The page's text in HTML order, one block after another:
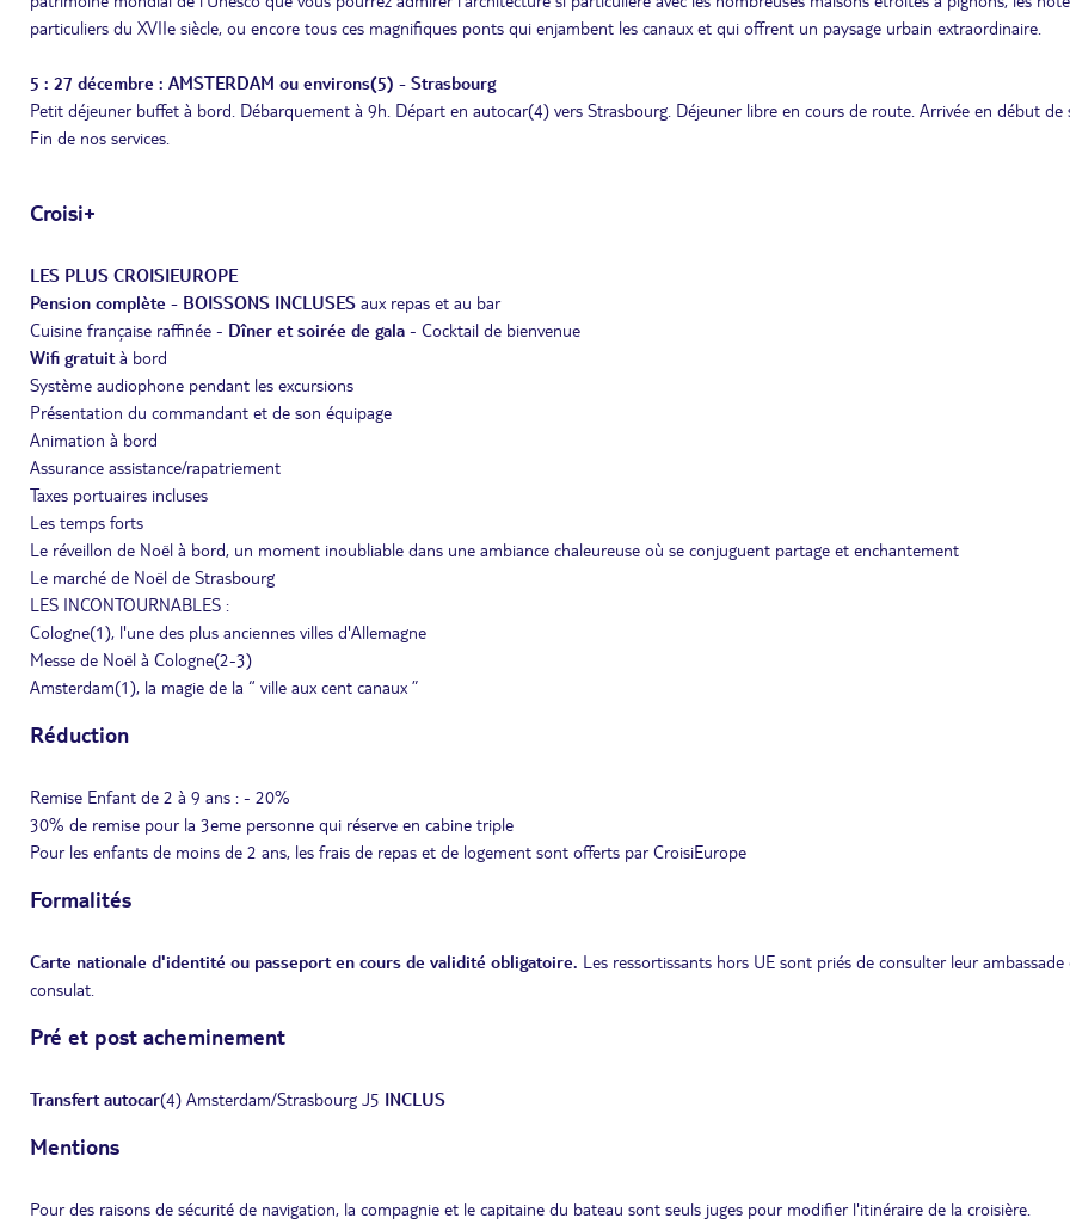
particuliers du XVIIe siècle, ou encore tous ces magnifiques ponts qui enjambent les canaux et qui offrent un paysage urbain extraordinaire.
5 : 27 décembre : AMSTERDAM ou environs(5) - Strasbourg
Petit déjeuner buffet à bord. Débarquement à 9h. Départ en autocar(4) vers Strasbourg. Déjeuner libre en cours de route. Arrivée en début de
Fin de nos services.
Croisi+
LES PLUS CROISIEUROPE
Pension complète - BOISSONS INCLUSES aux repas et au bar
Cuisine française raffinée - Dîner et soirée de gala - Cocktail de bienvenue
Wifi gratuità bord
Système audiophone pendant les excursions
Présentation du commandant et de son équipage
Animation à bord
Assurance assistance/rapatriement
Taxes portuaires incluses
Les temps forts
Le réveillon de Noël à bord, un moment inoubliable dans une ambiance chaleureuse où se conjuguent partage et enchantement
Le marché de Noël de Strasbourg
LES INCONTOURNABLES :
Cologne(1), l'une des plus anciennes villes d'Allemagne
Messe de Noël à Cologne(2-3)
Amsterdam(1), la magie de la “ ville aux cent canaux ”
Réduction
Remise Enfant de 2 à 9 ans : - 20%
30% de remise pour la 3eme personne qui réserve en cabine triple
Pour les enfants de moins de 2 ans, les frais de repas et de logement sont offerts par CroisiEurope
Formalités
Carte nationale d'identité ou passeport en cours de validité obligatoire. Les ressortissants hors UE sont priés de consulter leur
consulat.
Pré et post acheminement
Transfert autocar(4) Amsterdam/Strasbourg J5 INCLUS
Mentions
Pour des raisons de sécurité de navigation, la compagnie et le capitaine du bateau sont seuls juges pour modifier l'itinéraire de la croisière.